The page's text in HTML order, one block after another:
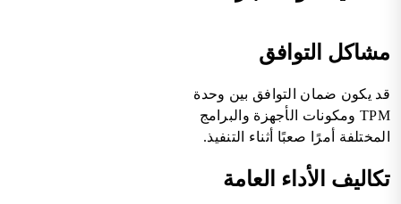
مشاكل التوافق
قد يكون ضمان التوافق بين وحدة
TPM ومكونات الأجهزة والبرامج
المختلفة أمرًا صعبًا أثناء التنفيذ.
تكاليف الأداء العامة